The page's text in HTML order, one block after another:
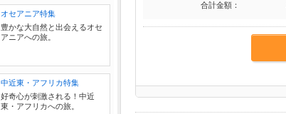
合計金額：
オセアニア特集
豊かな大自然と出会えるオセ
アニアへの旅。
中近東・アフリカ特集
好奇心が刺激される！中近
東・アフリカへの旅。